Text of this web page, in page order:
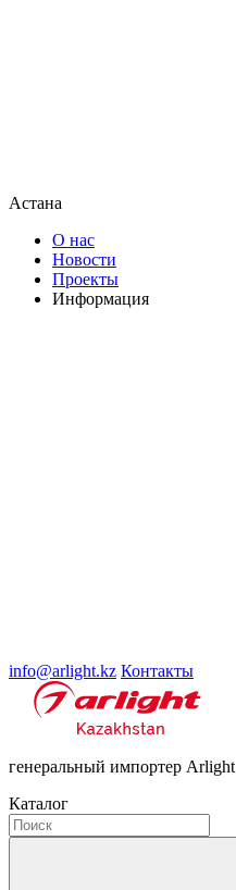
Астана
О нас
Новости
Проекты
Информация
info@arlight.kz Контакты
генеральный импортер Arlight
Каталог